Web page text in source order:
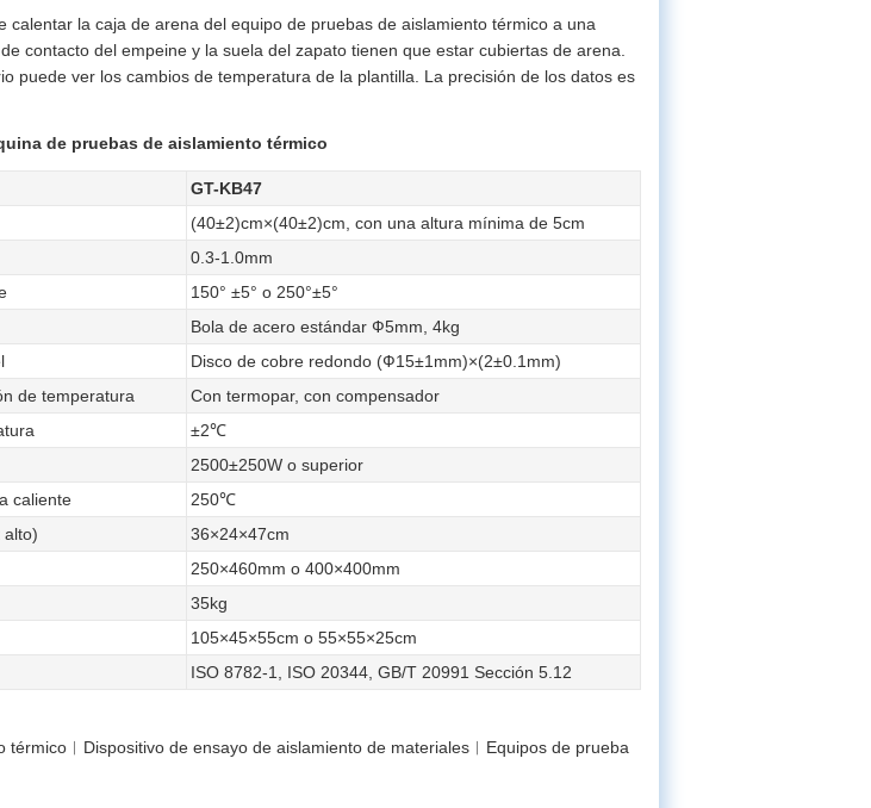
calentar la caja de arena del equipo de pruebas de aislamiento térmico a una
contacto del empeine y la suela del zapato tienen que estar cubiertas de arena.
puede ver los cambios de temperatura de la plantilla. La precisión de los datos es
de pruebas de aislamiento térmico
GT-KB47
(40±2)cm×(40±2)cm, con una altura mínima de 5cm
0.3-1.0mm
150° ±5° o 250°±5°
Bola de acero estándar Ф5mm, 4kg
Disco de cobre redondo (Ф15±1mm)×(2±0.1mm)
de temperatura
Con termopar, con compensador
±2℃
2500±250W o superior
caliente
250℃
alto)
36×24×47cm
250×460mm o 400×400mm
35kg
105×45×55cm o 55×55×25cm
ISO 8782-1, ISO 20344, GB/T 20991 Sección 5.12
térmico︱Dispositivo de ensayo de aislamiento de materiales︱Equipos de prueba